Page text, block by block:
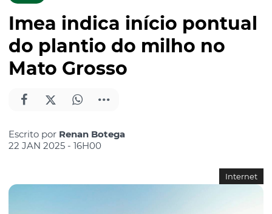
Imea indica início pontual
do plantio do milho no
Mato Grosso
Escrito por Renan Botega
22 JAN 2025 - 16H00
Internet